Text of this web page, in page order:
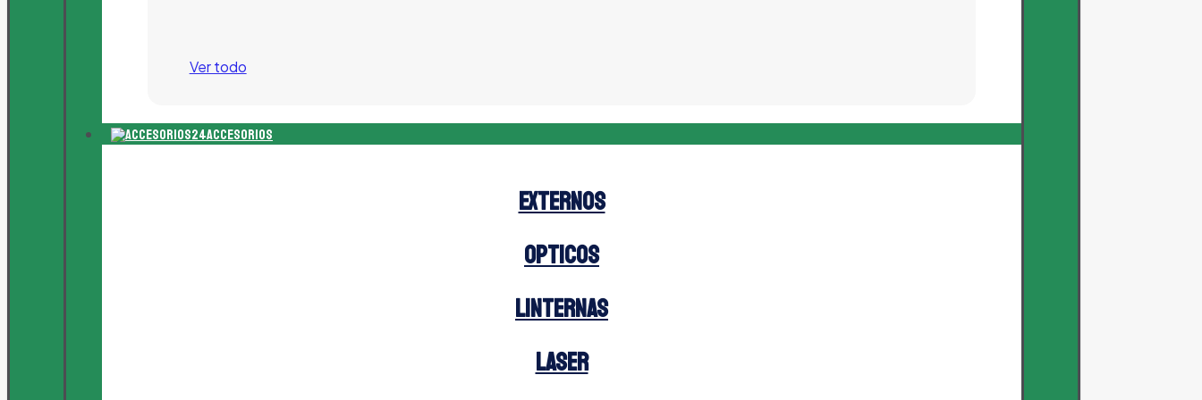
Ver todo
Accesorios
Externos
Opticos
Linternas
Laser